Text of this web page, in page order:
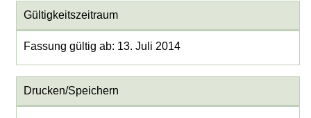
Gültigkeitszeitraum
Fassung gültig ab: 13. Juli 2014
Drucken/Speichern